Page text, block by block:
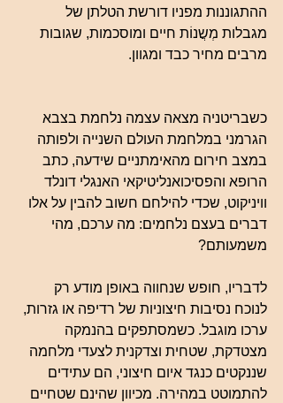
ההתגוננות מפניו דורשת הטלתן של
מגבלות מְשֲנוֹת חיים ומוסכמות, שגובות
מרבים מחיר כבד ומגוון.
כשבריטניה מצאה עצמה נלחמת בצבא
הגרמני במלחמת העולם השנייה ולפותה
במצב חירום מהאימתניים שידעה, כתב
הרופא והפסיכואנליטיקאי האנגלי דונלד
וויניקוט, שכדי להילחם חשוב להבין על אלו
דברים בעצם נלחמים: מה ערכם, מהי
משמעותם?
לדבריו, חופש שנחווה באופן מודע רק
לנוכח נסיבות חיצוניות של רדיפה או גזרות,
ערכו מוגבל. כשמסתפקים בהנמקה
מצטדקת, שטחית וצדקנית לצעדי מלחמה
שננקטים כנגד איום חיצוני, הם עתידים
להתמוטט במהירה. מכיוון שהינם שטחיים